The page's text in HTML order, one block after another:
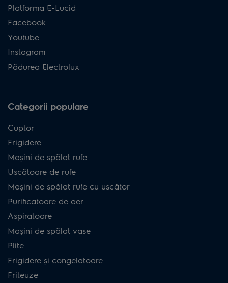
Platforma E-Lucid
Facebook
Youtube
Instagram
Pădurea Electrolux
Categorii populare
Cuptor
Frigidere
Mașini de spălat rufe
Uscătoare de rufe
Mașini de spălat rufe cu uscător
Purificatoare de aer
Aspiratoare
Mașini de spălat vase
Plite
Frigidere și congelatoare
Friteuze